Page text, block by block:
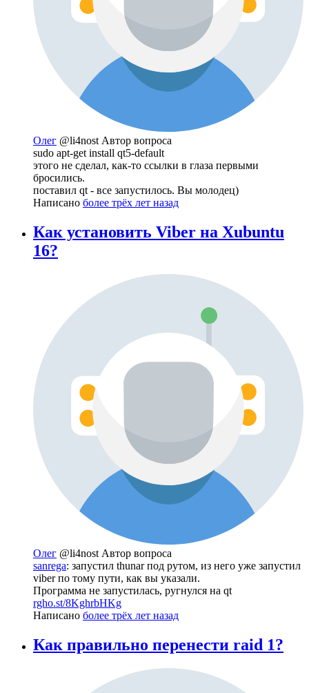
Олег @li4nost Автор вопроса
sudo apt-get install qt5-default
этого не сделал, как-то ссылки в глаза первыми
бросились.
поставил qt - все запустилось. Вы молодец)
Написано более трёх лет назад
Как установить Viber на Xubuntu
16?
Олег @li4nost Автор вопроса
sanrega: запустил thunar под рутом, из него уже запустил
viber по тому пути, как вы указали.
Программа не запустилась, ругнулся на qt
rgho.st/8KghrbHKg
Написано более трёх лет назад
Как правильно перенести raid 1?